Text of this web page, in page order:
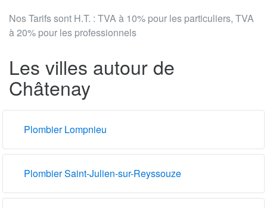
Nos Tarifs sont H.T. : TVA à 10% pour les particuliers, TVA
à 20% pour les professionnels
Les villes autour de
Châtenay
Plombier Lompnieu
Plombier Saint-Julien-sur-Reyssouze